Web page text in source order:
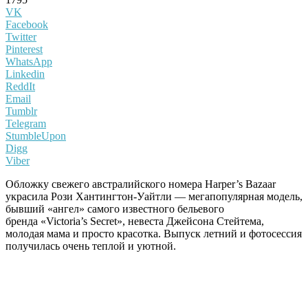
VK
Facebook
Twitter
Pinterest
WhatsApp
Linkedin
ReddIt
Email
Tumblr
Telegram
StumbleUpon
Digg
Viber
Обложку свежего австралийского номера Harper’s Bazaar
украсила Рози Хантингтон-Уайтли — мегапопулярная модель,
бывший «ангел» самого известного бельевого
бренда «Victoria’s Secret», невеста Джейсона Стейтема,
молодая мама и просто красотка. Выпуск летний и фотосессия
получилась очень теплой и уютной.